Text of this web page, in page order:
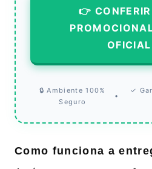
👉
🔒 Ambiente 100%
Seguro
•
✓
Como funciona a